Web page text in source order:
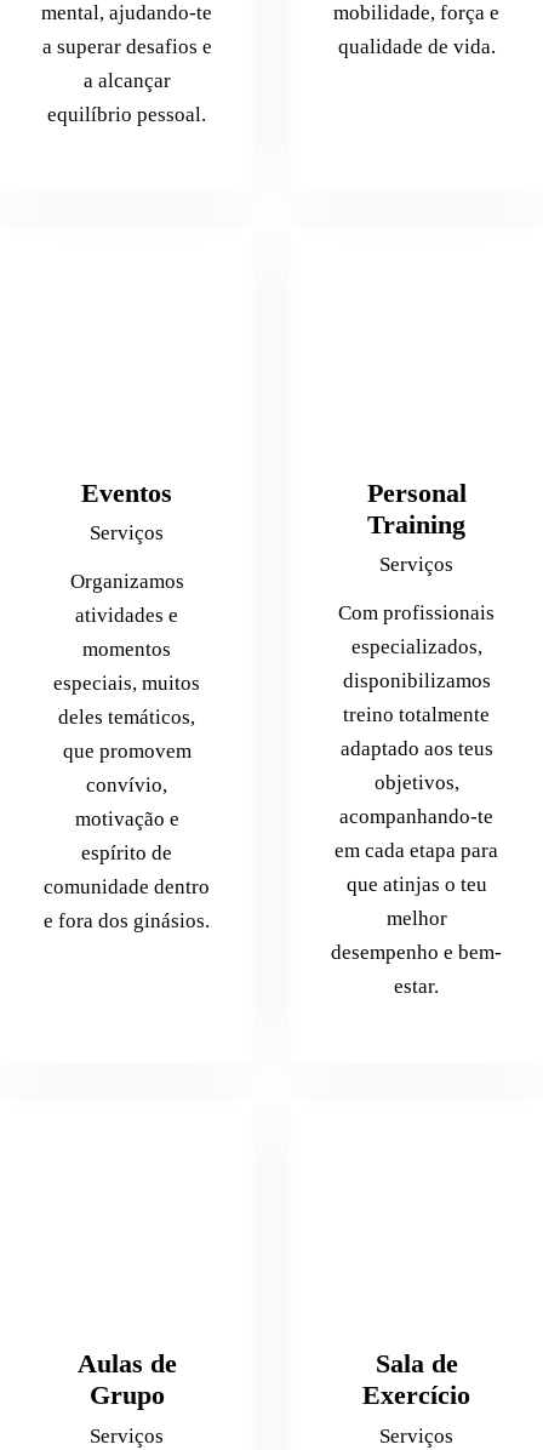
mental, ajudando-te
a superar desafios e
a alcançar
equilíbrio pessoal.
mobilidade, força e
qualidade de vida.
Eventos
Serviços
Organizamos
atividades e
momentos
especiais, muitos
deles temáticos,
que promovem
convívio,
motivação e
espírito de
comunidade dentro
e fora dos ginásios.
Personal
Training
Serviços
Com profissionais
especializados,
disponibilizamos
treino totalmente
adaptado aos teus
objetivos,
acompanhando-te
em cada etapa para
que atinjas o teu
melhor
desempenho e bem-
estar.
Aulas de
Grupo
Serviços
Sala de
Exercício
Serviços